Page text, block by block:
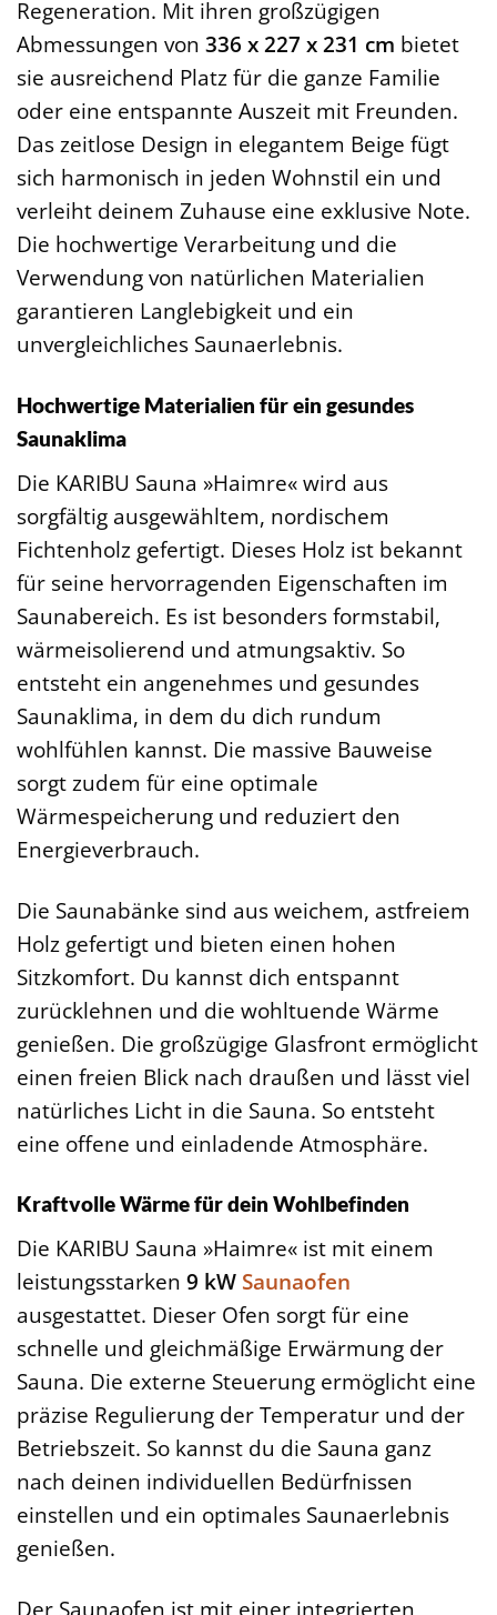
Regeneration. Mit ihren großzügigen
Abmessungen von 336 x 227 x 231 cm bietet
sie ausreichend Platz für die ganze Familie
oder eine entspannte Auszeit mit Freunden.
Das zeitlose Design in elegantem Beige fügt
sich harmonisch in jeden Wohnstil ein und
verleiht deinem Zuhause eine exklusive Note.
Die hochwertige Verarbeitung und die
Verwendung von natürlichen Materialien
garantieren Langlebigkeit und ein
unvergleichliches Saunaerlebnis.
Hochwertige Materialien für ein gesundes
Saunaklima
Die KARIBU Sauna »Haimre« wird aus
sorgfältig ausgewähltem, nordischem
Fichtenholz gefertigt. Dieses Holz ist bekannt
für seine hervorragenden Eigenschaften im
Saunabereich. Es ist besonders formstabil,
wärmeisolierend und atmungsaktiv. So
entsteht ein angenehmes und gesundes
Saunaklima, in dem du dich rundum
wohlfühlen kannst. Die massive Bauweise
sorgt zudem für eine optimale
Wärmespeicherung und reduziert den
Energieverbrauch.
Die Saunabänke sind aus weichem, astfreiem
Holz gefertigt und bieten einen hohen
Sitzkomfort. Du kannst dich entspannt
zurücklehnen und die wohltuende Wärme
genießen. Die großzügige Glasfront ermöglicht
einen freien Blick nach draußen und lässt viel
natürliches Licht in die Sauna. So entsteht
eine offene und einladende Atmosphäre.
Kraftvolle Wärme für dein Wohlbefinden
Die KARIBU Sauna »Haimre« ist mit einem
leistungsstarken 9 kW Saunaofen
ausgestattet. Dieser Ofen sorgt für eine
schnelle und gleichmäßige Erwärmung der
Sauna. Die externe Steuerung ermöglicht eine
präzise Regulierung der Temperatur und der
Betriebszeit. So kannst du die Sauna ganz
nach deinen individuellen Bedürfnissen
einstellen und ein optimales Saunaerlebnis
genießen.
Der Saunaofen ist mit einer integrierten